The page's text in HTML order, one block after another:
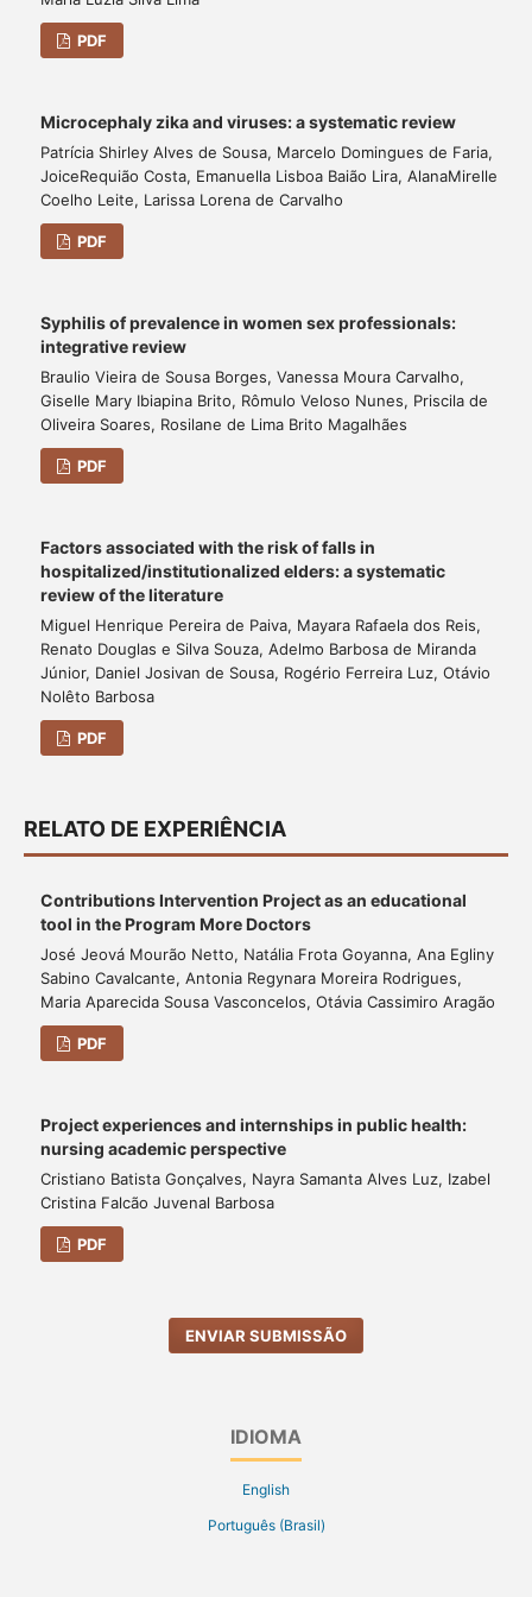
PDF
Microcephaly zika and viruses: a systematic review
Patrícia Shirley Alves de Sousa, Marcelo Domingues de Faria,
JoiceRequião Costa, Emanuella Lisboa Baião Lira, AlanaMirelle
Coelho Leite, Larissa Lorena de Carvalho
PDF
Syphilis of prevalence in women sex professionals:
integrative review
Braulio Vieira de Sousa Borges, Vanessa Moura Carvalho,
Giselle Mary Ibiapina Brito, Rômulo Veloso Nunes, Priscila de
Oliveira Soares, Rosilane de Lima Brito Magalhães
PDF
Factors associated with the risk of falls in
hospitalized/institutionalized elders: a systematic
review of the literature
Miguel Henrique Pereira de Paiva, Mayara Rafaela dos Reis,
Renato Douglas e Silva Souza, Adelmo Barbosa de Miranda
Júnior, Daniel Josivan de Sousa, Rogério Ferreira Luz, Otávio
Nolêto Barbosa
PDF
RELATO DE EXPERIÊNCIA
Contributions Intervention Project as an educational
tool in the Program More Doctors
José Jeová Mourão Netto, Natália Frota Goyanna, Ana Egliny
Sabino Cavalcante, Antonia Regynara Moreira Rodrigues,
Maria Aparecida Sousa Vasconcelos, Otávia Cassimiro Aragão
PDF
Project experiences and internships in public health:
nursing academic perspective
Cristiano Batista Gonçalves, Nayra Samanta Alves Luz, Izabel
Cristina Falcão Juvenal Barbosa
PDF
ENVIAR SUBMISSÃO
IDIOMA
English
Português (Brasil)